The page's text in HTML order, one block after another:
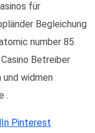
für
Begleichung
number 85
Betreiber
und widmen
.
Pinterest